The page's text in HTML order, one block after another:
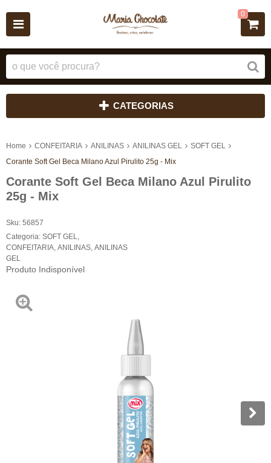
0
CATEGORIAS
Home CONFEITARIA ANILINAS ANILINAS GEL
SOFT GEL
Corante Soft Gel Beca Milano Azul Pirulito 25g - Mix
Corante Soft Gel Beca Milano Azul Pirulito
25g - Mix
Sku: 56857
Categoria: SOFT GEL
CONFEITARIA ANILINAS ANILINAS
GEL
Produto Indisponível